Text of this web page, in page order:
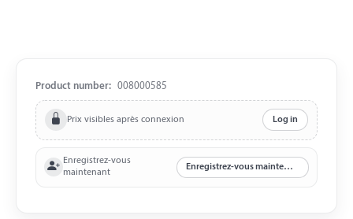
Product number: 008000585
Prix visibles après connexion Log in
Enregistrez-vous
maintenant
Enregistrez-vous maintenant